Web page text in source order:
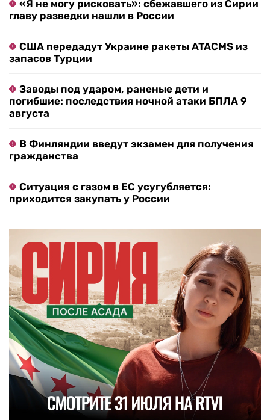
«Я не могу рисковать»: сбежавшего из Сирии
главу разведки нашли в России
США передадут Украине ракеты ATACMS из
запасов Турции
Заводы под ударом, раненые дети и
погибшие: последствия ночной атаки БПЛА 9
августа
В Финляндии введут экзамен для получения
гражданства
Ситуация с газом в ЕС усугубляется:
приходится закупать у России